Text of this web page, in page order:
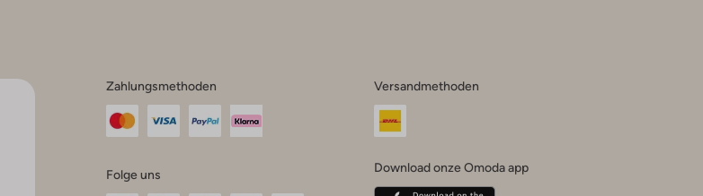
Zahlungsmethoden
Folge uns
Versandmethoden
Download onze Omoda app